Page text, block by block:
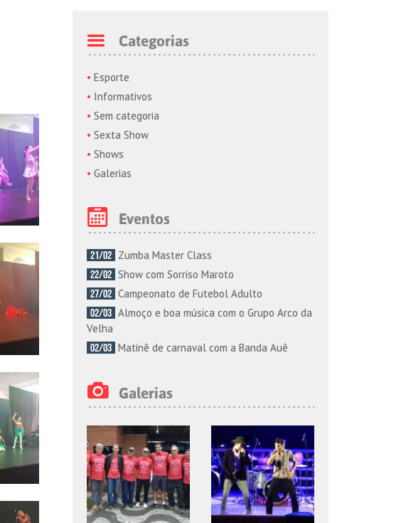
Categorias
Esporte
Informativos
Sem categoria
Sexta Show
Shows
Galerias
Eventos
21/02 Zumba Master Class
22/02 Show com Sorriso Maroto
27/02 Campeonato de Futebol Adulto
02/03 Almoço e boa música com o Grupo Arco da
Velha
02/03 Matinê de carnaval com a Banda Auê
Galerias